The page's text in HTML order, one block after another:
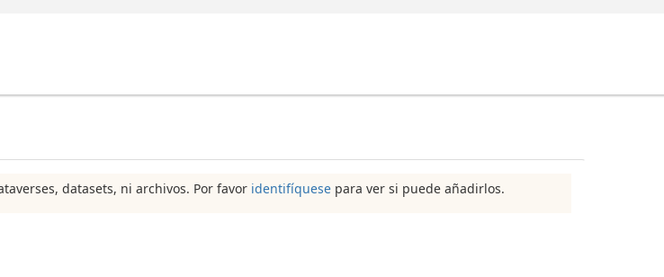
datasets, ni archivos. Por favor identifíquese para ver si puede añadirlos.